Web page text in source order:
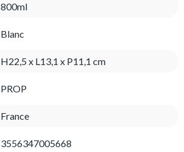
800ml
Blanc
H22,5 x L13,1 x P11,1 cm
PROP
France
3556347005668